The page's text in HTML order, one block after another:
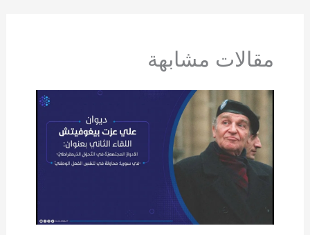
مقالات مشابهة